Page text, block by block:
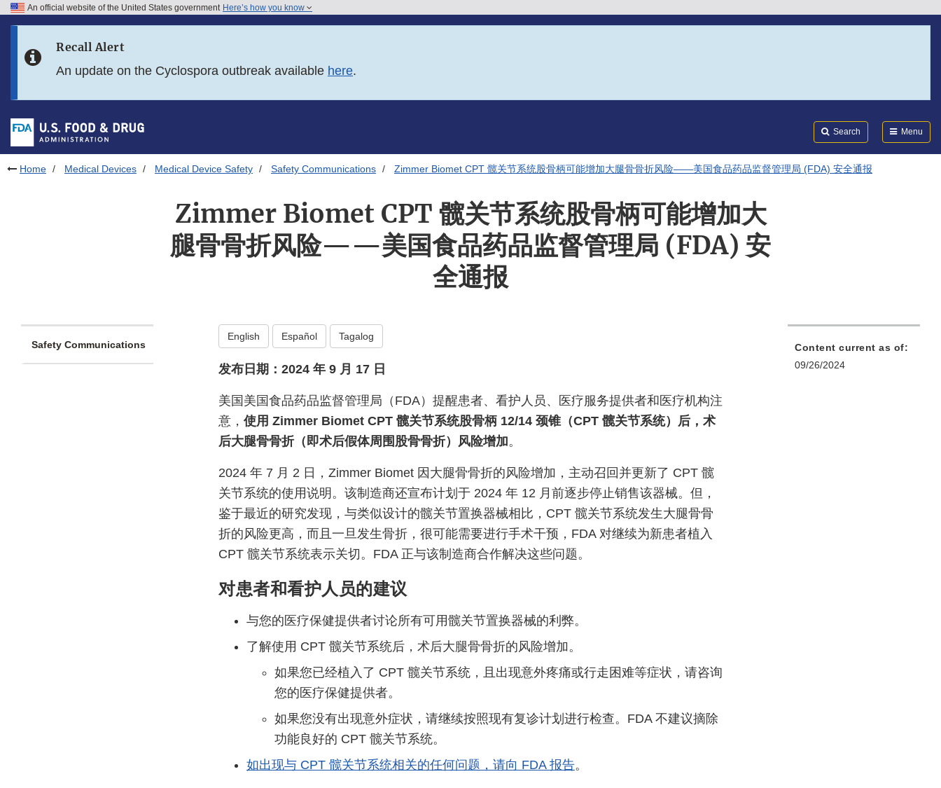
Skip to FDA Search
Skip to footer links
An official website of the United States government Here’s how you know
Recall Alert
An update on the Cyclospora outbreak available here.
Search Menu
Home Medical Devices Medical Device Safety Safety Communications Zimmer Biomet CPT 髋关节系统股骨柄可能增加大腿骨骨折风险——美国食品药品监督管理局 (FDA) 安全通报
Zimmer Biomet CPT 髋关节系统股骨柄可能增加大
腿骨骨折风险——美国食品药品监督管理局 (FDA) 安
全通报
Safety Communications
English Español Tagalog
发布日期：2024 年 9 月 17 日
美国美国食品药品监督管理局（FDA）提醒患者、看护人员、医疗服务提供者和医疗机构注
意， 使用 Zimmer Biomet CPT 髋关节系统股骨柄 12/14 颈锥（CPT 髋关节系统）后，术
后大腿骨骨折（即术后假体周围股骨骨折）风险增加。
2024 年 7 月 2 日，Zimmer Biomet 因大腿骨骨折的风险增加，主动召回并更新了 CPT 髋
关节系统的使用说明。该制造商还宣布计划于 2024 年 12 月前逐步停止销售该器械。但，
鉴于最近的研究发现，与类似设计的髋关节置换器械相比，CPT 髋关节系统发生大腿骨骨
折的风险更高，而且一旦发生骨折，很可能需要进行手术干预，FDA 对继续为新患者植入
CPT 髋关节系统表示关切。FDA 正与该制造商合作解决这些问题。
对患者和看护人员的建议
与您的医疗保健提供者讨论所有可用髋关节置换器械的利弊。
了解使用 CPT 髋关节系统后，术后大腿骨骨折的风险增加。
如果您已经植入了 CPT 髋关节系统，且出现意外疼痛或行走困难等症状，请咨询
您的医疗保健提供者。
如果您没有出现意外症状，请继续按照现有复诊计划进行检查。FDA 不建议摘除
功能良好的 CPT 髋关节系统。
如出现与 CPT 髋关节系统相关的任何问题，请向 FDA 报告。
Content current as of:
09/26/2024